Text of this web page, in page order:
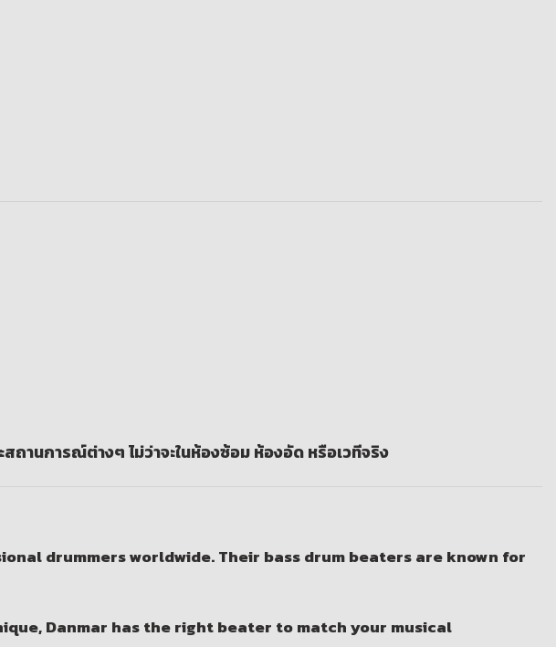
สถานการณ์ต่างๆ ไม่ว่าจะในห้องซ้อม ห้องอัด หรือเวทีจริง
drummers worldwide. Their bass drum beatersare known for
, Danmar has the right beater to match your musical